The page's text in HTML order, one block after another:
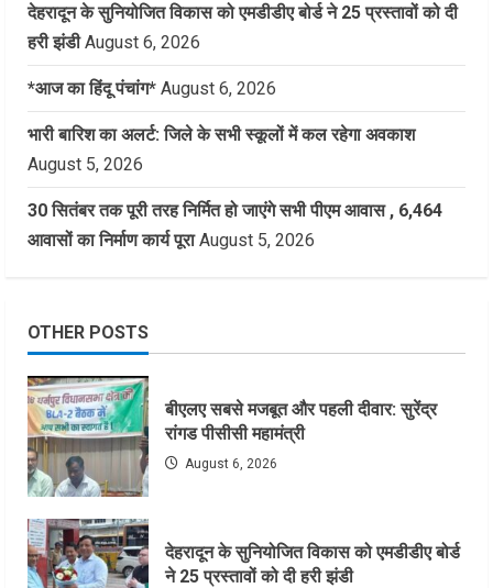
देहरादून के सुनियोजित विकास को एमडीडीए बोर्ड ने 25 प्रस्तावों को दी
हरी झंडी August 6, 2026
*आज का हिंदू पंचांग* August 6, 2026
भारी बारिश का अलर्ट: जिले के सभी स्कूलों में कल रहेगा अवकाश
August 5, 2026
30 सितंबर तक पूरी तरह निर्मित हो जाएंगे सभी पीएम आवास , 6,464
आवासों का निर्माण कार्य पूरा August 5, 2026
OTHER POSTS
बीएलए सबसे मजबूत और पहली दीवार: सुरेंद्र
रांगड पीसीसी महामंत्री
August 6, 2026
देहरादून के सुनियोजित विकास को एमडीडीए बोर्ड
ने 25 प्रस्तावों को दी हरी झंडी